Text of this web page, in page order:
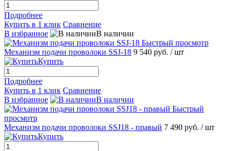
Подробнее
Купить в 1 клик Сравнение
В избранное
В наличии
Быстрый просмотр
Механизм подачи проволоки SSJ-18 9 540 руб. / шт
Купить
Подробнее
Купить в 1 клик Сравнение
В избранное
В наличии
Быстрый
просмотр
Механизм подачи проволоки SSJ18 - правый 7 490 руб. / шт
Купить